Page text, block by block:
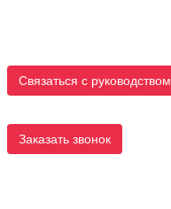
Связаться с руководством
Заказать звонок